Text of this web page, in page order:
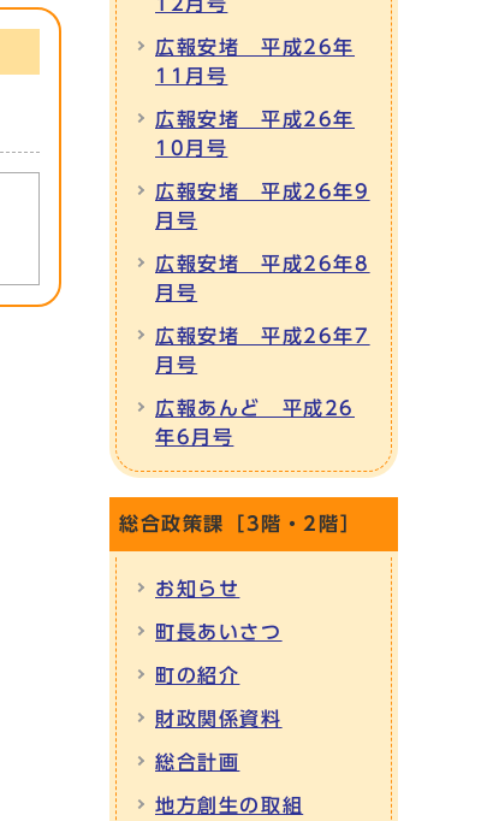
12月号
広報安堵 平成26年
11月号
広報安堵 平成26年
10月号
広報安堵 平成26年9
月号
広報安堵 平成26年8
月号
広報安堵 平成26年7
月号
広報あんど 平成26
年6月号
総合政策課［3階・2階］
お知らせ
町長あいさつ
町の紹介
財政関係資料
総合計画
地方創生の取組